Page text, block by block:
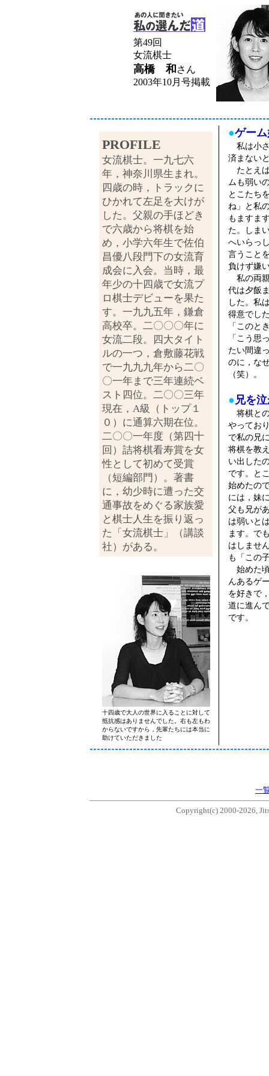
第49回
女流棋士
高橋 和 さん
2003年10月号掲載
PROFILE
女流棋士。一九七六
年，神奈川県生まれ。
四歳の時，トラックに
ひかれて左足を大けが
した。父親の手ほどき
で六歳から将棋を始
め，小学六年生で佐伯
昌優八段門下の女流育
成会に入会。当時，最
年少の十四歳で女流プ
ロ棋士デビューを果た
す。一九九五年，鎌倉
高校卒。二〇〇〇年に
女流二段。四大タイト
ルの一つ，倉敷藤花戦
で一九九九年から二〇
〇一年まで三年連続ベ
スト四位。二〇〇三年
現在，A級（トップ１
０）に通算六期在位。
二〇〇一年度（第四十
回）詰将棋看寿賞を女
性として初めて受賞
（短編部門）。著書
に，幼少時に遭った交
通事故をめぐる家族愛
と棋士人生を振り返っ
た「女流棋士」（講談
社）がある。
十四歳で大人の世界に入ることに対して
抵抗感はありませんでした。右も左もわ
からないですから，先輩たちには本当に
助けていただきました
●ゲー
私は小
済まない
たとえ
ムも弱い
とこたち
ね」と私
もますま
た。しま
へいらっ
言うこと
負けず嫌
私の両
代は夕飯
した。私
得意でし
「このと
「こう思
たい間違
のに，な
（笑）。
●兄を
将棋と
やってお
で私の兄
将棋を教
い出した
です。と
始めたの
には，妹
父も兄が
は弱いと
ます。で
はしませ
も「この
始めた
んあるゲ
を好きで
道に進ん
です。
一
Copyright(c) 2000-2026,